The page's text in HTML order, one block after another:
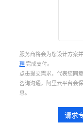
服务商将会为您设计方案
理完成支付。
点击提交需求，代表您同
咨询沟通。阿里云平台会
息。
请求